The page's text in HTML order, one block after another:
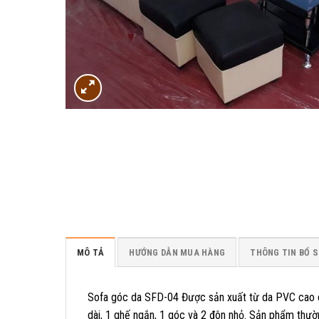
MÔ TẢ HƯỚNG DẪN MUA HÀNG THÔNG TIN BỔ
Sofa góc da SFD-04 Được sản xuất từ da PVC
dài, 1 ghế ngắn, 1 góc và 2 đôn nhỏ. Sản phẩm